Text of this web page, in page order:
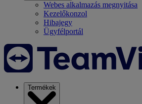
Webes alkalmazás megnyitása
Kezelőkonzol
Hibajegy
Ügyfélportál
Termékek